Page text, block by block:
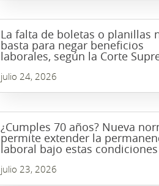
La falta de boletas o planillas
basta para negar beneficios
laborales, según la Corte
julio 24, 2026
¿Cumples 70 años? Nueva
permite extender la
laboral bajo estas condiciones
julio 23, 2026